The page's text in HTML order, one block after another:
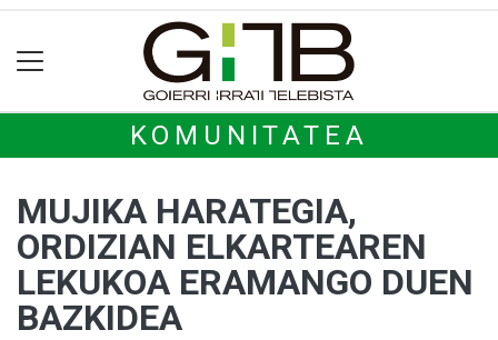
KOMUNITATEA
MUJIKA HARATEGIA,
ORDIZIAN ELKARTEAREN
LEKUKOA ERAMANGO DUEN
BAZKIDEA